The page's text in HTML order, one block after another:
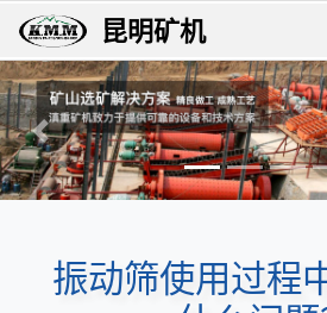
昆明矿机
上一张
振动筛使用过程